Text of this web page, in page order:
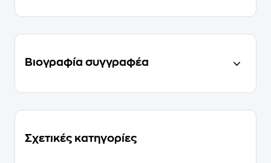
Βιογραφία συγγραφέα
Σχετικές κατηγορίες